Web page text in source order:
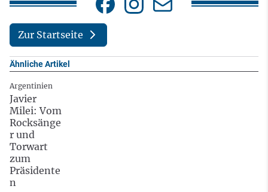
Zur Startseite
Ähnliche Artikel
Argentinien
Javier
Milei: Vom
Rocksänge
r und
Torwart
zum
Präsidente
n